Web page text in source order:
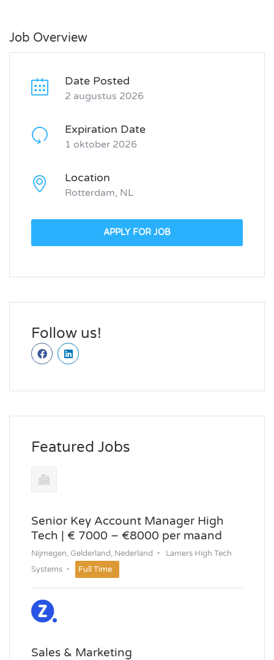
Job Overview
Date Posted
2 augustus 2026
Expiration Date
1 oktober 2026
Location
Rotterdam, NL
APPLY FOR JOB
Follow us!
Featured Jobs
Senior Key Account Manager High
Tech | € 7000 – €8000 per maand
Nijmegen, Gelderland, Nederland
Lamers High Tech
Systems
Full Time
Sales & Marketing